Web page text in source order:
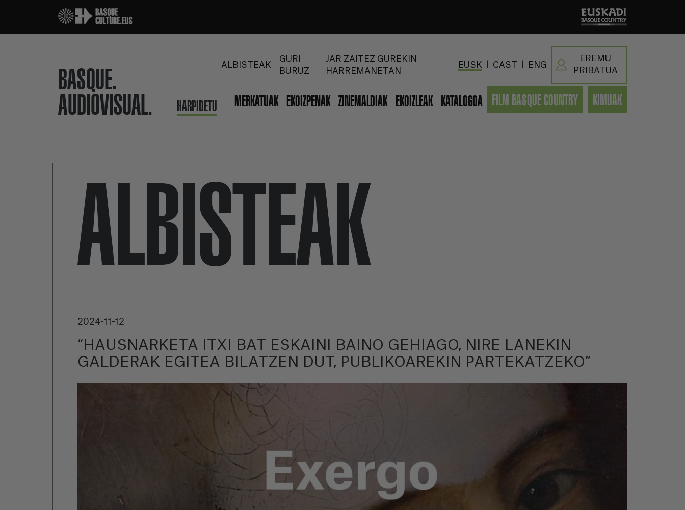
BASQUE.
AUDIOVISUAL.
HARPIDETU
ALBISTEAK
GURI
BURUZ
JAR ZAITEZ GUREKIN
HARREMANETAN
EUSK CAST ENG
EREMU
PRIBATUA
MERKATUAK EKOIZPENAK ZINEMALDIAK EKOIZLEAK KATALOGOA FILM BASQUE COUNTRY KIMUAK
ALBISTEAK
2024-11-12
“HAUSNARKETA ITXI BAT ESKAINI BAINO GEHIAGO, NIRE LANEKIN
GALDERAK EGITEA BILATZEN DUT, PUBLIKOAREKIN PARTEKATZEKO”